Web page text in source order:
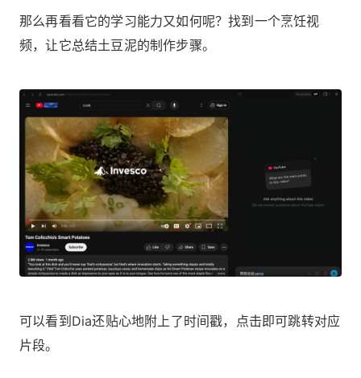
那么再看看它的学习能力又如何呢？找到一个烹饪视
频，让它总结土豆泥的制作步骤。
可以看到Dia还贴心地附上了时间戳，点击即可跳转对应
片段。